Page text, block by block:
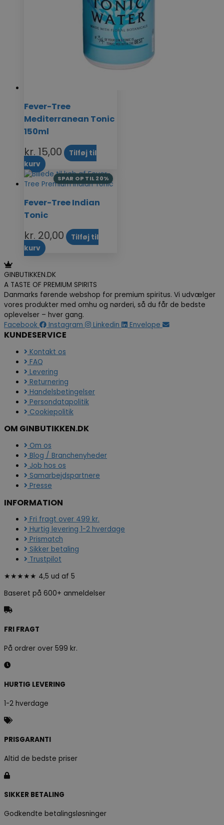
Fever-Tree
Mediterranean Tonic
150ml
kr. 15,00
Tilføj til
kurv
SPAR OP TIL 20%
Fever-Tree Indian
Tonic
kr. 20,00
Tilføj til
kurv
GINBUTIKKEN.DK
A TASTE OF PREMIUM SPIRITS
Danmarks førende webshop for premium spiritus. Vi udvælger
vores produkter med omhu og nørderi, så du får de bedste
oplevelser – hver gang.
Facebook
Instagram Linkedin Envelope
KUNDESERVICE
Kontakt os
FAQ
Levering
Returnering
Handelsbetingelser
Persondatapolitik
Cookiepolitik
OM GINBUTIKKEN.DK
Om os
Blog / Branchenyheder
Job hos os
Samarbejdspartnere
Presse
INFORMATION
Fri fragt over 499 kr.
Hurtig levering 1-2 hverdage
Prismatch
Sikker betaling
Trustpilot
★★★★★ 4,5 ud af 5
Baseret på 600+ anmeldelser
FRI FRAGT
På ordrer over 599 kr.
HURTIG LEVERING
1-2 hverdage
PRISGARANTI
Altid de bedste priser
SIKKER BETALING
Godkendte betalingsløsninger